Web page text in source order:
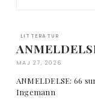
LITTERATUR
MAJ 27, 2026
ANMELDELSE: 66
Ingemann